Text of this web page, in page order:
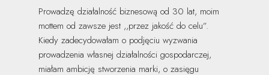
Prowadzę działalność biznesową od 30 lat, moim
mottem od zawsze jest ,,przez jakość do celu”.
Kiedy zadecydowałam o podjęciu wyzwania
prowadzenia własnej działalności gospodarczej,
miałam ambicję stworzenia marki, o zasięgu